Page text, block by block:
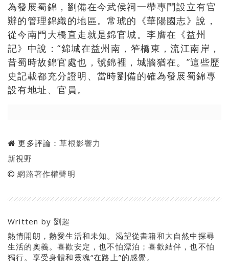
為發展蜀錦，劉備在今武侯祠一帶專門設立有官
辦的管理錦織的地區。常琥的《華陽國志》說，
從今南門大橋直走就是錦官城。李膺在《益州
記》中說：“錦城在益州南，笮橋東，流江南岸，
昔蜀時故錦官處也，號錦裡，城牆猶在。”這些歷
史記載都充分證明、當時劉備的確為發展蜀錦專
設有地址、官員。
更多評論：草根影響力
新視野
網路著作權聲明
Written by劉超
熱情開朗，熱愛生活和未知。渴望從書籍和大自然中探尋
生活的奧義。喜歡安定，也不怕漂泊；喜歡結伴，也不怕
獨行。享受身體和靈魂“在路上”的感覺。